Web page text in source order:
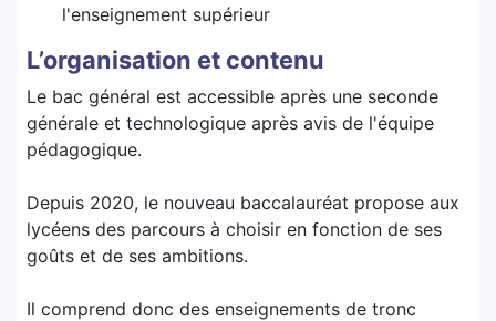
l'enseignement supérieur
L’organisation et contenu
Le bac général est accessible après une seconde
générale et technologique après avis de l'équipe
pédagogique.
Depuis 2020, le nouveau baccalauréat propose aux
lycéens des parcours à choisir en fonction de ses
goûts et de ses ambitions.
Il comprend donc des enseignements de tronc